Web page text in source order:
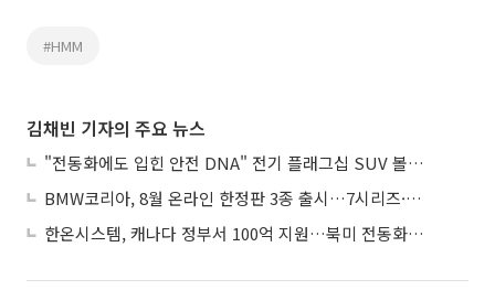
#HMM
김채빈 기자의 주요 뉴스
"전동화에도 입힌 안전 DNA" 전기 플래그십 SUV 볼보 'EX90'
BMW코리아, 8월 온라인 한정판 3종 출시…7시리즈·X7·M340i 투어링
한온시스템, 캐나다 정부서 100억 지원…북미 전동화 시장 가속